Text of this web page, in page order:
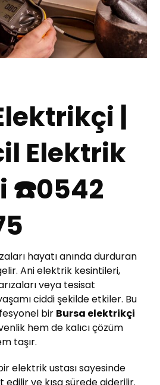
|
Elektrik
☎️0542
hayatı anında durduran
Ani elektrik kesintileri,
veya tesisat
ciddi şekilde etkiler. Bu
bir Bursa elektrikçi
hem de kalıcı çözüm
taşır.
elektrik ustası sayesinde
edilir ve kısa sürede giderilir.